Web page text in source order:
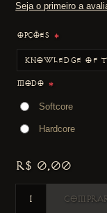
Seja o primeiro a
OPÇÕES *
MODO *
Softcore
Hardcore
R$ 0,00